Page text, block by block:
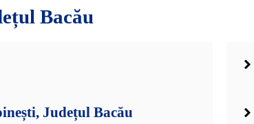
Bacău
Județul Bacău